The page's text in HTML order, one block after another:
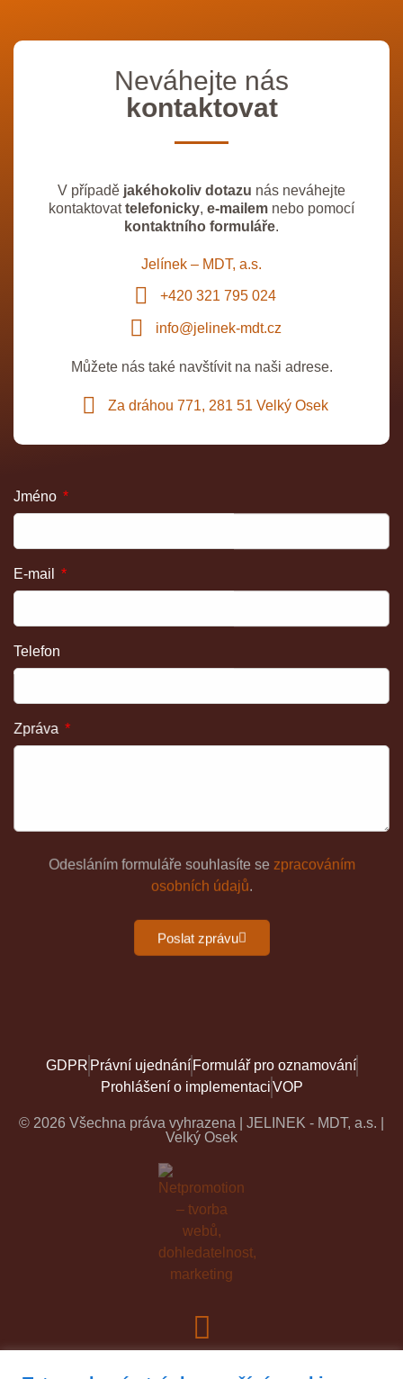
Neváhejte nás
kontaktovat
V případě jakéhokoliv dotazu nás neváhejte
kontaktovattelefonicky, e-mailem nebo pomocí
kontaktního formuláře.
Jelínek – MDT, a.s.
+420 321 795 024
info@jelinek-mdt.cz
Můžete nás také navštívit na naši adrese.
Za dráhou 771, 281 51 Velký Osek
Jméno
E-mail
Telefon
Zpráva
Odesláním formuláře souhlasíte se zpracováním
osobních údajů.
Poslat zprávu
GDPR Právní ujednání Formulář pro oznamování
Prohlášení o implementaciVOP
© 2026 Všechna práva vyhrazena | JELINEK - MDT, a.s. |
Velký Osek